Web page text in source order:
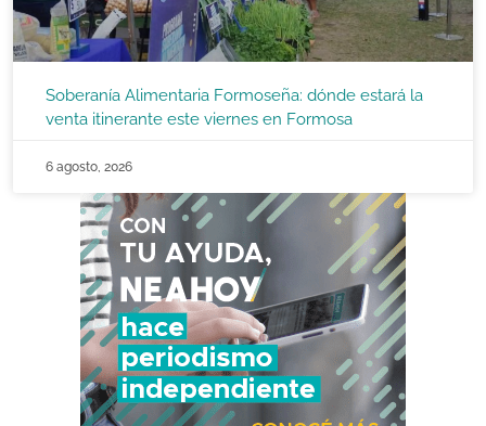
Soberanía Alimentaria Formoseña: dónde estará la
venta itinerante este viernes en Formosa
6 agosto, 2026